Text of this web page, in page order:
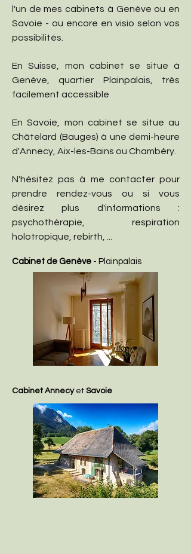
l'un de mes cabinets à Genève ou en
Savoie - ou encore en visio selon vos
possibilités.
En Suisse, mon cabinet se situe à
Genève, quartier Plainpalais, très
facilement accessible
En Savoie, mon cabinet se situe au
Châtelard (Bauges) à une demi-heure
d'Annecy, Aix-les-Bains ou Chambéry.
N'hésitez pas à me contacter pour
prendre rendez-vous ou si vous
désirez plus d'informations :
psychothérapie, respiration
holotropique, rebirth, ...
Cabinet de Genève - Plainpalais
Cabinet Annecyet Savoie